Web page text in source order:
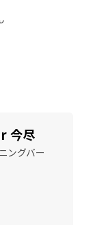
今尽
ングバー